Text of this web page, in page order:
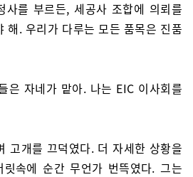
사를 부르든, 세공사 조합에 의뢰를
해. 우리가 다루는 모든 품목은 진품
은 자네가 맡아. 나는 EIC 이사회를
고개를 끄덕였다. 더 자세한 상황을
속에 순간 무언가 번뜩였다. 그는